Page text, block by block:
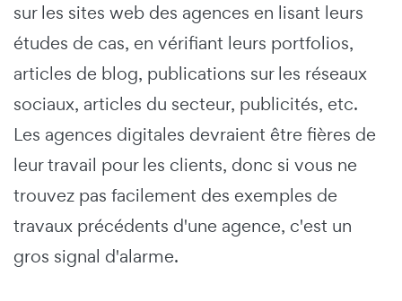
sur les sites web des agences en lisant leurs
études de cas, en vérifiant leurs portfolios,
articles de blog, publications sur les réseaux
sociaux, articles du secteur, publicités, etc.
Les agences digitales devraient être fières de
leur travail pour les clients, donc si vous ne
trouvez pas facilement des exemples de
travaux précédents d'une agence, c'est un
gros signal d'alarme.